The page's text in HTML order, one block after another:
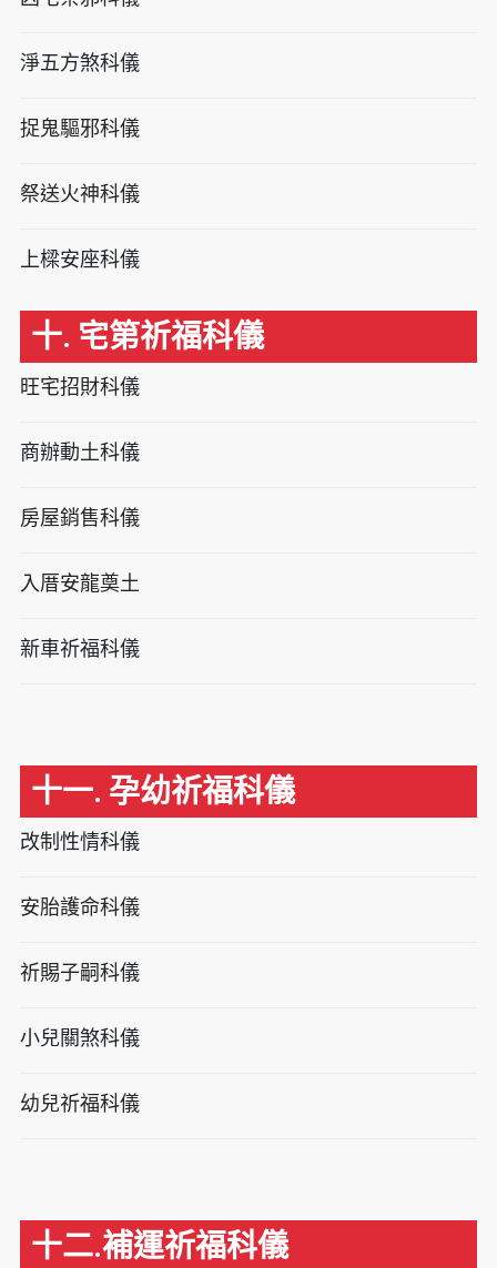
淨五方煞科儀
捉鬼驅邪科儀
祭送火神科儀
上樑安座科儀
十. 宅第祈福科儀
旺宅招財科儀
商辦動土科儀
房屋銷售科儀
入厝安龍奠土
新車祈福科儀
十一. 孕幼祈福科儀
改制性情科儀
安胎護命科儀
祈賜子嗣科儀
小兒關煞科儀
幼兒祈福科儀
十二.補運祈福科儀